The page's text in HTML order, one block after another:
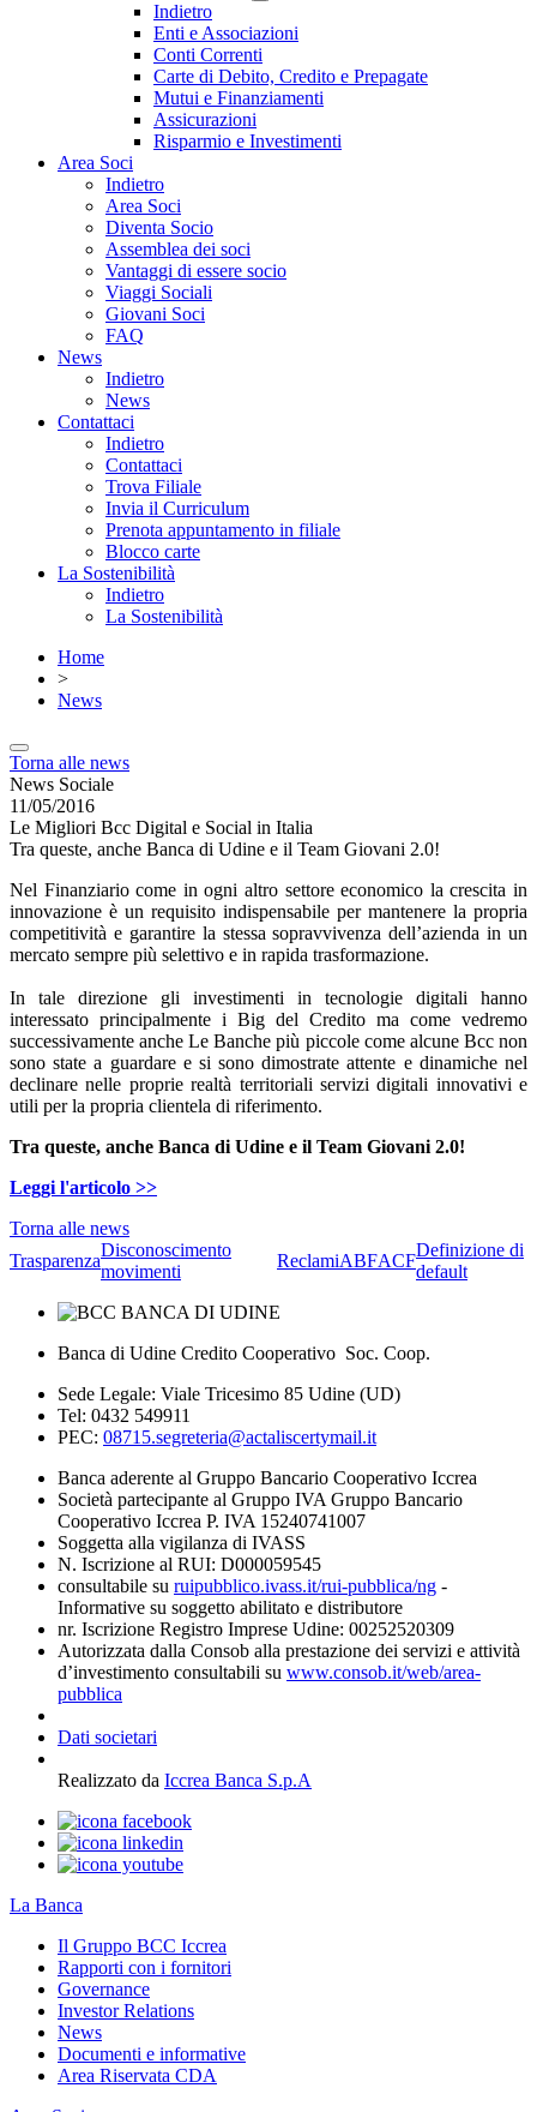
Indietro
Enti e Associazioni
Conti Correnti
Carte di Debito, Credito e Prepagate
Mutui e Finanziamenti
Assicurazioni
Risparmio e Investimenti
Area Soci
Indietro
Area Soci
Diventa Socio
Assemblea dei soci
Vantaggi di essere socio
Viaggi Sociali
Giovani Soci
FAQ
News
Indietro
News
Contattaci
Indietro
Contattaci
Trova Filiale
Invia il Curriculum
Prenota appuntamento in filiale
Blocco carte
La Sostenibilità
Indietro
La Sostenibilità
Home
>
News
Torna alle news
News Sociale
11/05/2016
Le Migliori Bcc Digital e Social in Italia
Tra queste, anche Banca di Udine e il Team Giovani 2.0!
Nel Finanziario come in ogni altro settore economico la crescita in
innovazione è un requisito indispensabile per mantenere la propria
competitività e garantire la stessa sopravvivenza dell’azienda in un
mercato sempre più selettivo e in rapida trasformazione.
In tale direzione gli investimenti in tecnologie digitali hanno
interessato principalmente i Big del Credito ma come vedremo
successivamente anche Le Banche più piccole come alcune Bcc non
sono state a guardare e si sono dimostrate attente e dinamiche nel
declinare nelle proprie realtà territoriali servizi digitali innovativi e
utili per la propria clientela di riferimento.
Tra queste, anche Banca di Udine e il Team Giovani 2.0!
Leggi l'articolo >>
Torna alle news
Trasparenza
Disconoscimento
movimenti
ReclamiABFACF
Definizione di
default
Banca di Udine Credito Cooperativo Soc. Coop.
Sede Legale: Viale Tricesimo 85 Udine (UD)
Tel: 0432 549911
PEC: 08715.segreteria@actaliscertymail.it
Banca aderente al Gruppo Bancario Cooperativo Iccrea
Società partecipante al Gruppo IVA Gruppo Bancario
Cooperativo Iccrea P. IVA 15240741007
Soggetta alla vigilanza di IVASS
N. Iscrizione al RUI: D000059545
consultabile su ruipubblico.ivass.it/rui-pubblica/ng -
Informative su soggetto abilitato e distributore
nr. Iscrizione Registro Imprese Udine: 00252520309
Autorizzata dalla Consob alla prestazione dei servizi e attività
d’investimento consultabili su www.consob.it/web/area-
pubblica
Dati societari
Realizzato da Iccrea Banca S.p.A
La Banca
Il Gruppo BCC Iccrea
Rapporti con i fornitori
Governance
Investor Relations
News
Documenti e informative
Area Riservata CDA